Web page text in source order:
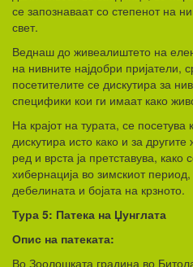
се запознаваат со степенот на
свет.
Веднаш до живеалиштето на
на нивните најдобри пријатели,
посетителите се дискутира за
специфики кои ги имаат како
На крајот на турата, се
дискутира исто како и за
ред и врста ја претставува, како
хибернација во зимскиот
дебелината и бојата на крзното.
Тура 5: Патека на Џунглата
Опис на патеката:
Во Зоолошката градина во